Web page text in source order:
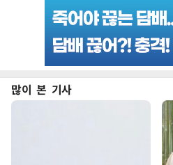
많이 본 기사